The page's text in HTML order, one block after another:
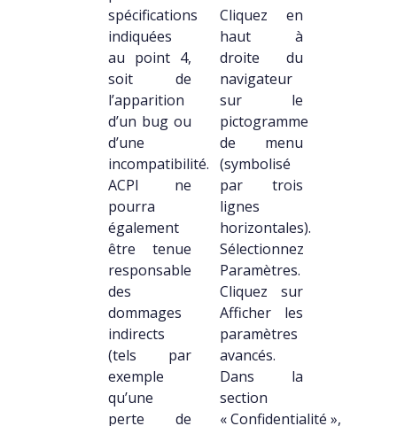
spécifications
indiquées
au point 4,
soit de
l’apparition
d’un bug ou
d’une
incompatibilité.
ACPI ne
pourra
également
être tenue
responsable
des
dommages
indirects
(tels par
exemple
qu’une
perte de
Cliquez en
haut à
droite du
navigateur
sur le
pictogramme
de menu
(symbolisé
par trois
lignes
horizontales).
Sélectionnez
Paramètres.
Cliquez sur
Afficher les
paramètres
avancés.
Dans la
section
« Confidentialité »,